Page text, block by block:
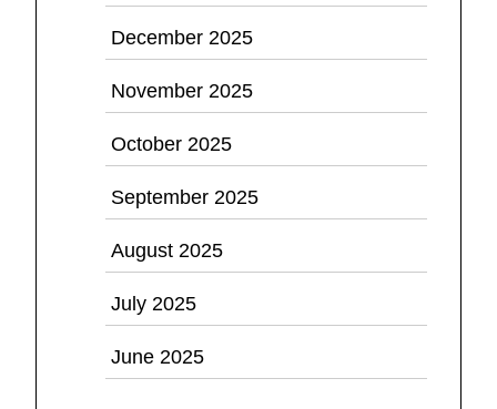
December 2025
November 2025
October 2025
September 2025
August 2025
July 2025
June 2025